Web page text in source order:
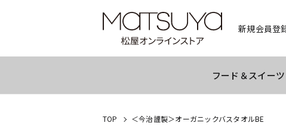
新規会員登
フード＆スイーツ
TOP ＜今治謹製＞オーガニックバスタオルBE